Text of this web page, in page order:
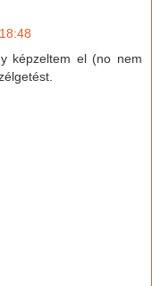
képzeltem el (no nem